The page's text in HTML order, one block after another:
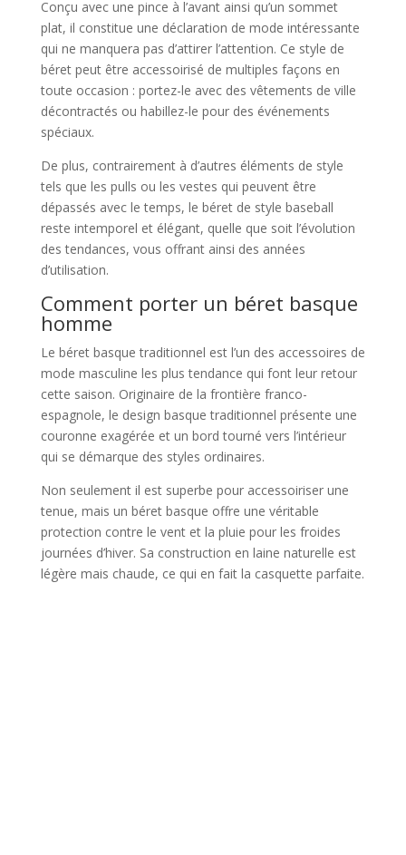
Conçu avec une pince à l’avant ainsi qu’un sommet
plat, il constitue une déclaration de mode intéressante
qui ne manquera pas d’attirer l’attention. Ce style de
béret peut être accessoirisé de multiples façons en
toute occasion : portez-le avec des vêtements de ville
décontractés ou habillez-le pour des événements
spéciaux.
De plus, contrairement à d’autres éléments de style
tels que les pulls ou les vestes qui peuvent être
dépassés avec le temps, le béret de style baseball
reste intemporel et élégant, quelle que soit l’évolution
des tendances, vous offrant ainsi des années
d’utilisation.
Comment porter un béret basque
homme
Le béret basque traditionnel est l’un des accessoires de
mode masculine les plus tendance qui font leur retour
cette saison. Originaire de la frontière franco-
espagnole, le design basque traditionnel présente une
couronne exagérée et un bord tourné vers l’intérieur
qui se démarque des styles ordinaires.
Non seulement il est superbe pour accessoiriser une
tenue, mais un béret basque offre une véritable
protection contre le vent et la pluie pour les froides
journées d’hiver. Sa construction en laine naturelle est
légère mais chaude, ce qui en fait la casquette parfaite.